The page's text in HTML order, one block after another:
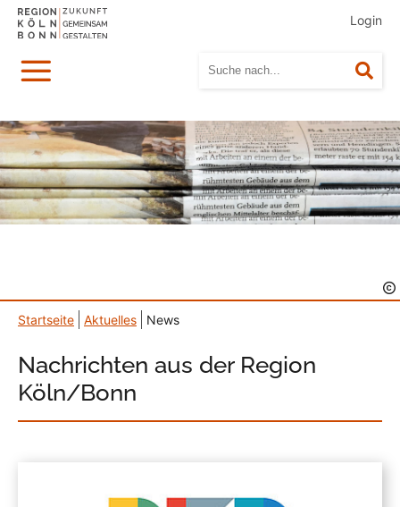
Login
Menü
Startseite Aktuelles News
Nachrichten aus der Region
Köln/Bonn